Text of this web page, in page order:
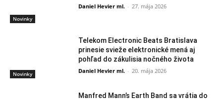
Novinky
Daniel Hevier ml. - 27. mája 2026
Novinky
Telekom Electronic Beats Bratislava
prinesie svieže elektronické mená aj
pohľad do zákulisia nočného života
Daniel Hevier ml. - 20. mája 2026
Manfred Mann’s Earth Band sa vrátia do